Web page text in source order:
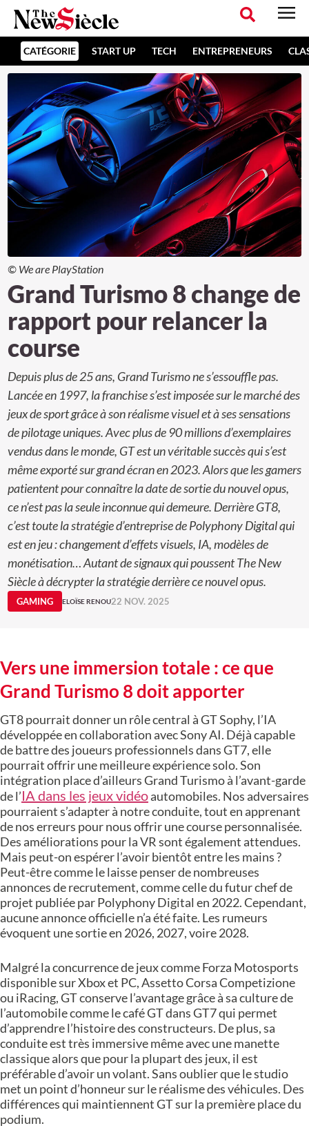
CATÉGORIE START UP TECH ENTREPRENEURS
© We are PlayStation
Grand Turismo 8 change de
rapport pour relancer la
course
Depuis plus de 25 ans, Grand Turismo ne s’essouffle pas.
Lancée en 1997, la franchise s’est imposée sur le marché des
jeux de sport grâce à son réalisme visuel et à ses sensations
de pilotage uniques. Avec plus de 90 millions d’exemplaires
vendus dans le monde, GT est un véritable succès qui s’est
même exporté sur grand écran en 2023. Alors que les gamers
patientent pour connaître la date de sortie du nouvel opus,
ce n’est pas la seule inconnue qui demeure. Derrière GT8,
c’est toute la stratégie d’entreprise de Polyphony Digital qui
est en jeu : changement d’effets visuels, IA, modèles de
monétisation… Autant de signaux qui poussent The New
Siècle à décrypter la stratégie derrière ce nouvel opus.
GAMING ELOÏSE RENOU22 NOV. 2025
Vers une immersion totale : ce que
Grand Turismo 8 doit apporter
GT8 pourrait donner un rôle central à GT Sophy, l’IA
développée en collaboration avec Sony AI. Déjà capable
de battre des joueurs professionnels dans GT7, elle
pourrait offrir une meilleure expérience solo. Son
intégration place d’ailleurs Grand Turismo à l’avant-garde
de l’IA dans les jeux vidéoautomobiles. Nos adversaires
pourraient s’adapter à notre conduite, tout en apprenant
de nos erreurs pour nous offrir une course personnalisée.
Des améliorations pour la VR sont également attendues.
Mais peut-on espérer l’avoir bientôt entre les mains ?
Peut-être comme le laisse penser de nombreuses
annonces de recrutement, comme celle du futur chef de
projet publiée par Polyphony Digital en 2022. Cependant,
aucune annonce officielle n’a été faite. Les rumeurs
évoquent une sortie en 2026, 2027, voire 2028.
Malgré la concurrence de jeux comme Forza Motosports
disponible sur Xbox et PC, Assetto Corsa Competizione
ou iRacing, GT conserve l’avantage grâce à sa culture de
l’automobile comme le café GT dans GT7 qui permet
d’apprendre l’histoire des constructeurs. De plus, sa
conduite est très immersive même avec une manette
classique alors que pour la plupart des jeux, il est
préférable d’avoir un volant. Sans oublier que le studio
met un point d’honneur sur le réalisme des véhicules. Des
différences qui maintiennent GT sur la première place du
podium.